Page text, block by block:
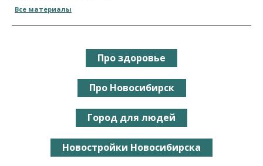
Все материалы
Про здоровье
Про Новосибирск
Город для людей
Новостройки Новосибирска